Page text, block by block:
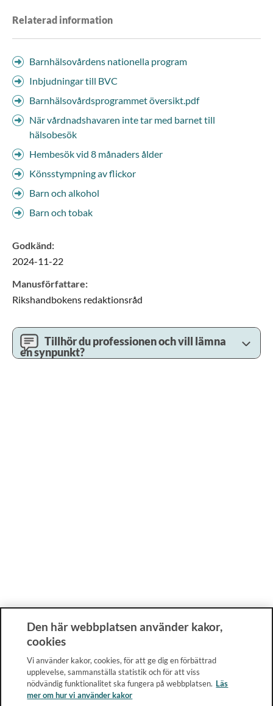
Relaterad information
Barnhälsovårdens nationella program
Inbjudningar till BVC
Barnhälsovårdsprogrammet översikt.pdf
När vårdnadshavaren inte tar med barnet till
hälsobesök
Hembesök vid 8 månaders ålder
Könsstympning av flickor
Barn och alkohol
Barn och tobak
Godkänd:
2024-11-22
Manusförfattare:
Rikshandbokens redaktionsråd
Tillhör du professionen och vill lämna
en synpunkt?
Den här webbplatsen använder kakor,
cookies
Vi använder kakor, cookies, för att ge dig en förbättrad
upplevelse, sammanställa statistik och för att viss
nödvändig funktionalitet ska fungera på webbplatsen. Läs
mer om hur vi använder kakor